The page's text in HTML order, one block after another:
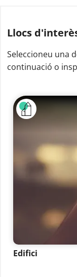
Llocs
Seleccioneu una
continuació o
Edifici